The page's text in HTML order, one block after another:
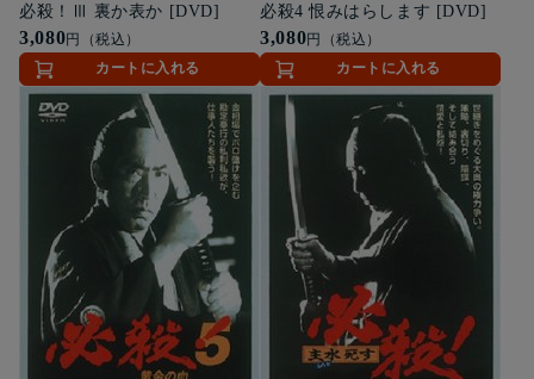
必殺！Ⅲ 裏か表か [DVD]
3,080円（税込）
カートに入れる
必殺4 恨みはらします [DVD]
3,080円（税込）
カートに入れる